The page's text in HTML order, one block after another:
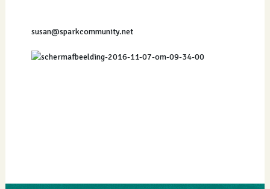
susan@sparkcommunity.net